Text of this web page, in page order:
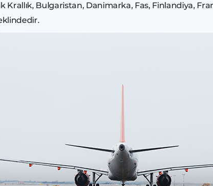
Bulgaristan, Danimarka, Fas, Finlandiya,